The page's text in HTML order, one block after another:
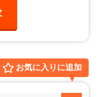
お気に入りに追加